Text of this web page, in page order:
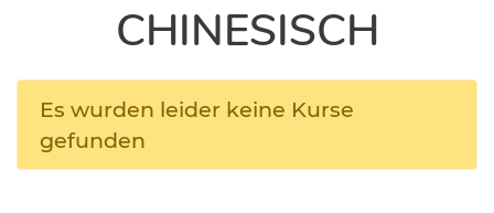
CHINESISCH
Es wurden leider keine Kurse
gefunden